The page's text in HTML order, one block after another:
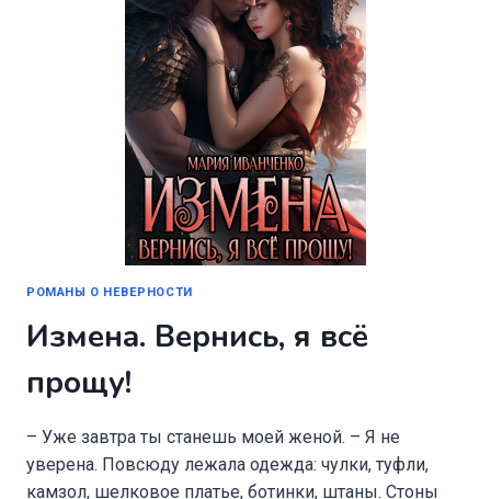
РОМАНЫ О НЕВЕРНОСТИ
Измена. Вернись, я всё
прощу!
– Уже завтра ты станешь моей женой. – Я не
уверена. Повсюду лежала одежда: чулки, туфли,
камзол, шелковое платье, ботинки, штаны. Стоны